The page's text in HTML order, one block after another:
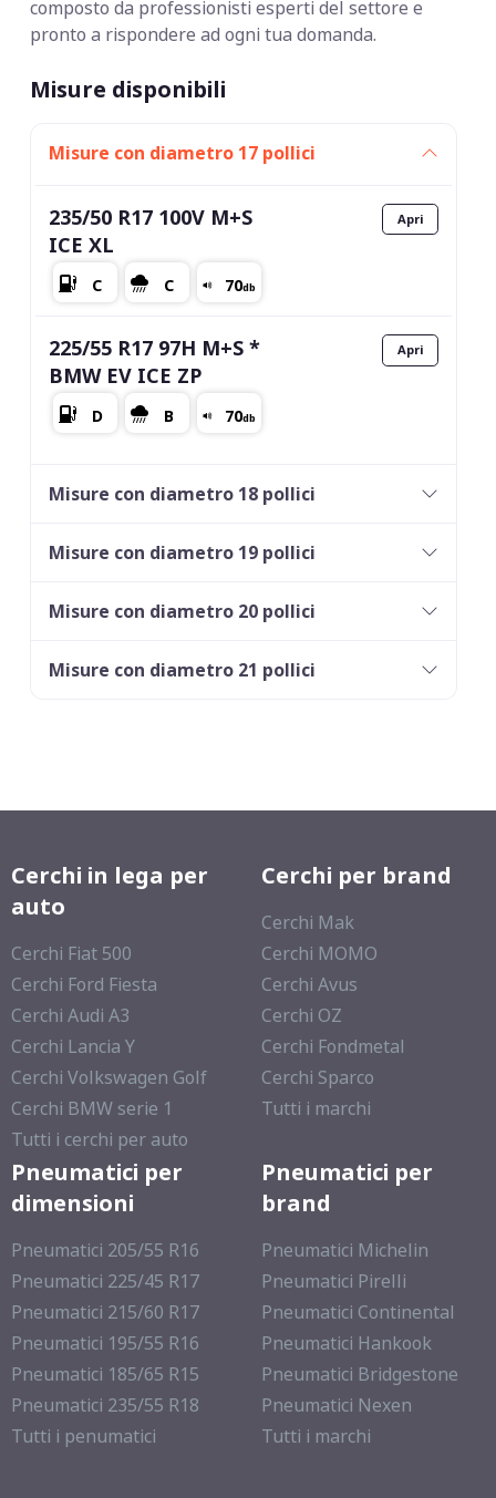
composto da professionisti esperti del settore e
pronto a rispondere ad ogni tua domanda.
Misure disponibili
Misure con diametro 17 pollici
235/50 R17 100V M+S
ICE XL
225/55 R17 97H M+S *
BMW EV ICE ZP
Misure con diametro 18 pollici
Misure con diametro 19 pollici
Misure con diametro 20 pollici
Misure con diametro 21 pollici
Cerchi in lega per
auto
Cerchi Fiat 500
Cerchi Ford Fiesta
Cerchi Audi A3
Cerchi Lancia Y
Cerchi Volkswagen Golf
Cerchi BMW serie 1
Tutti i cerchi per auto
Cerchi per brand
Cerchi Mak
Cerchi MOMO
Cerchi Avus
Cerchi OZ
Cerchi Fondmetal
Cerchi Sparco
Tutti i marchi
Pneumatici per
dimensioni
Pneumatici 205/55 R16
Pneumatici 225/45 R17
Pneumatici 215/60 R17
Pneumatici 195/55 R16
Pneumatici 185/65 R15
Pneumatici 235/55 R18
Tutti i penumatici
Pneumatici per
brand
Pneumatici Michelin
Pneumatici Pirelli
Pneumatici Continental
Pneumatici Hankook
Pneumatici Bridgestone
Pneumatici Nexen
Tutti i marchi